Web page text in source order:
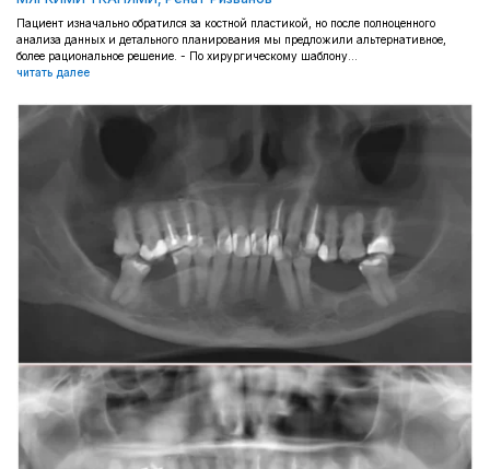
Пациент изначально обратился за костной пластикой, но после полноценного
анализа данных и детального планирования мы предложили альтернативное,
более рациональное решение. - По хирургическому шаблону...
читать далее